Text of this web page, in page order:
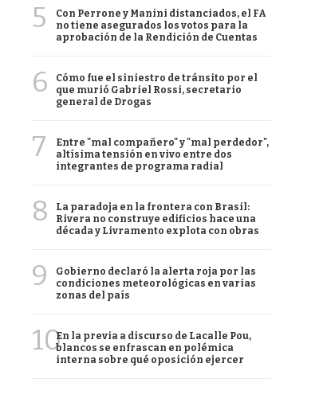
5
Con Perrone y Manini distanciados, el FA
no tiene asegurados los votos para la
aprobación de la Rendición de Cuentas
6
Cómo fue el siniestro de tránsito por el
que murió Gabriel Rossi, secretario
general de Drogas
7
Entre "mal compañero" y "mal perdedor",
altísima tensión en vivo entre dos
integrantes de programa radial
8
La paradoja en la frontera con Brasil:
Rivera no construye edificios hace una
década y Livramento explota con obras
9
Gobierno declaró la alerta roja por las
condiciones meteorológicas en varias
zonas del país
10En la previa a discurso de Lacalle Pou,
blancos se enfrascan en polémica
interna sobre qué oposición ejercer